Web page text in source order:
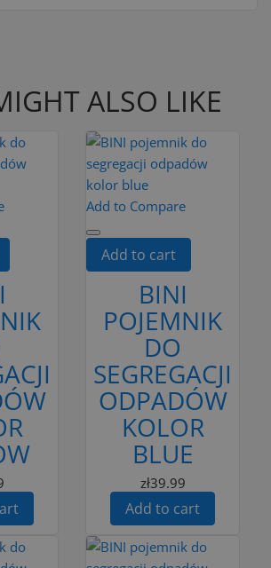
ALSO LIKE
Add to Compare
Add to cart
BINI
POJEMNIK
DO
SEGREGACJI
ODPADÓW
KOLOR
BLUE
zł39.99
Add to cart